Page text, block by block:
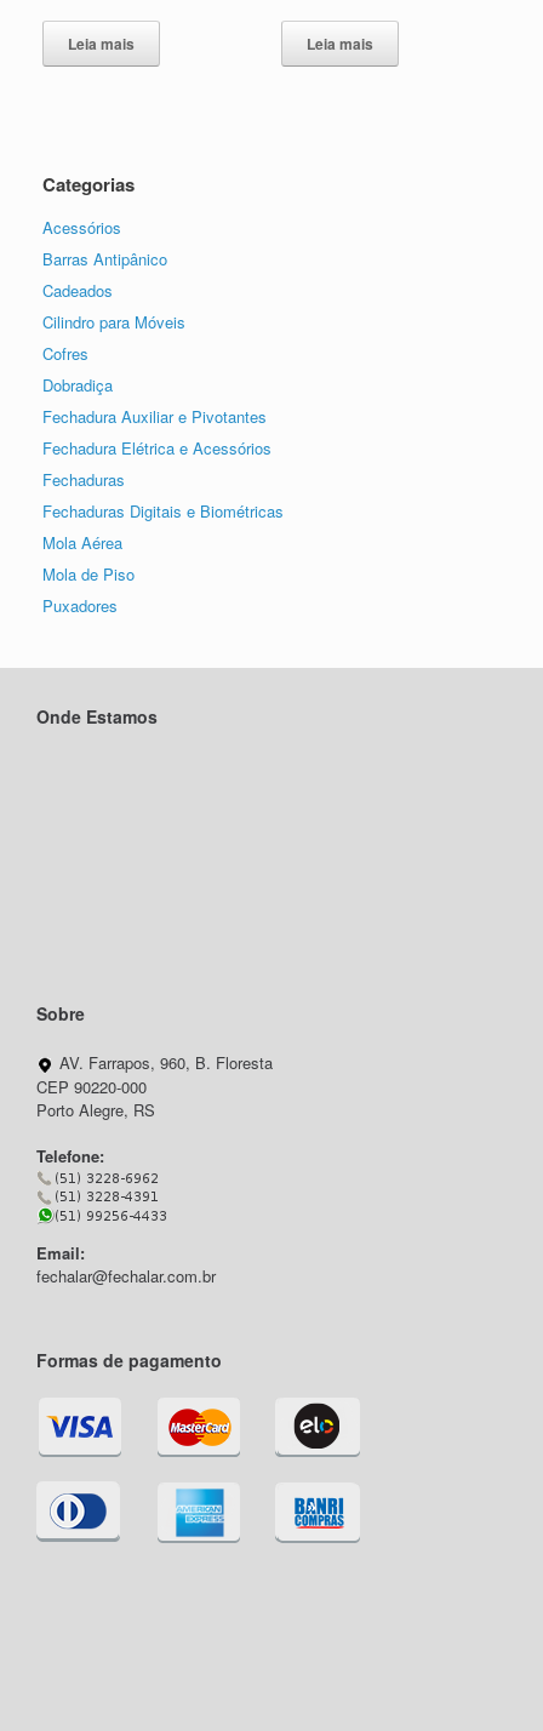
Leia mais Leia mais
Categorias
Acessórios
Barras Antipânico
Cadeados
Cilindro para Móveis
Cofres
Dobradiça
Fechadura Auxiliar e Pivotantes
Fechadura Elétrica e Acessórios
Fechaduras
Fechaduras Digitais e Biométricas
Mola Aérea
Mola de Piso
Puxadores
Onde Estamos
Sobre
AV. Farrapos, 960, B. Floresta
CEP 90220-000
Porto Alegre, RS
Telefone:
Email:
fechalar@fechalar.com.br
Formas de pagamento